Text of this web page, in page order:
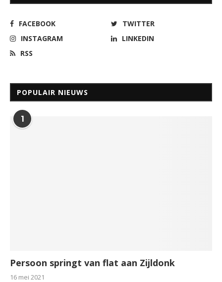
FACEBOOK
TWITTER
INSTAGRAM
LINKEDIN
RSS
POPULAIR NIEUWS
1
Persoon springt van flat aan Zijldonk
16 mei 2021